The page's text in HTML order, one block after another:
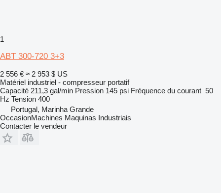
1
ABT 300-720 3+3
2 556 € ≈ 2 953 $ US
Matériel industriel - compresseur portatif
Capacité 211,3 gal/min Pression 145 psi Fréquence du courant 50
Hz Tension 400
Portugal, Marinha Grande
OccasionMachines Maquinas Industriais
Contacter le vendeur